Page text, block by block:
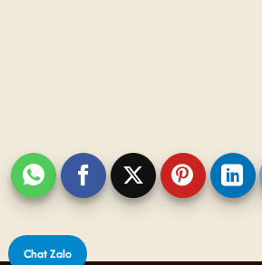
Chat Zalo